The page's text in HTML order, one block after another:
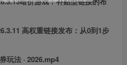
高权重链接发布：从0到1步
玩法 · 2026.mp4